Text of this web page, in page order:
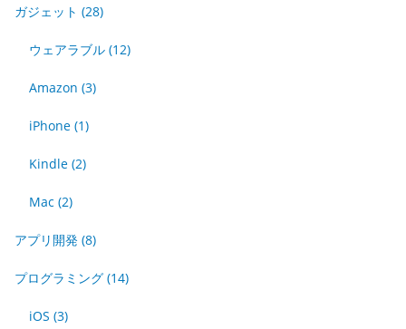
ガジェット (28)
ウェアラブル (12)
Amazon (3)
iPhone (1)
Kindle (2)
Mac (2)
アプリ開発 (8)
プログラミング (14)
iOS (3)